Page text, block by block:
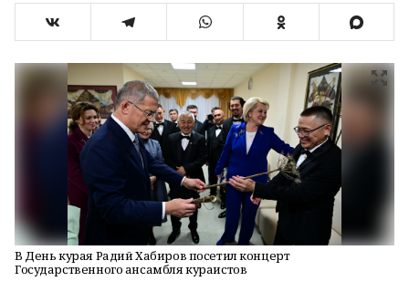
В День курая Радий Хабиров посетил концерт
Государственного ансамбля кураистов